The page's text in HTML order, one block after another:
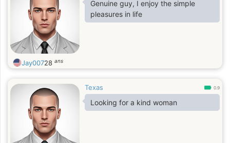
Genuine guy, I enjoy the simple
pleasures in life
Jay00728 ans
Texas 0.9
Looking for a kind woman